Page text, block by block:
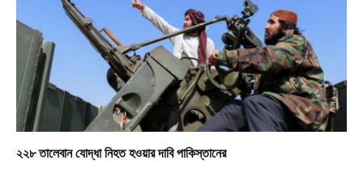
২২৮ তালেবান যোদ্ধা নিহত হওয়ার দাবি পাকিস্তানের